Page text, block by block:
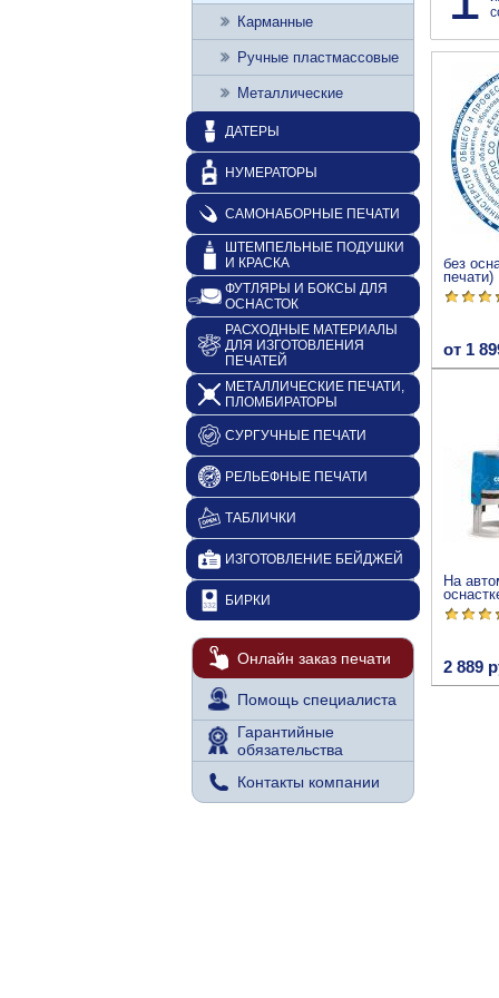
без
печати)
от 1
На
2 889
Карманные
Ручные пластмассовые
Металлические
ДАТЕРЫ
НУМЕРАТОРЫ
САМОНАБОРНЫЕ ПЕЧАТИ
ШТЕМПЕЛЬНЫЕ ПОДУШКИ
И КРАСКА
ФУТЛЯРЫ И БОКСЫ ДЛЯ
ОСНАСТОК
РАСХОДНЫЕ МАТЕРИАЛЫ
ДЛЯ ИЗГОТОВЛЕНИЯ
ПЕЧАТЕЙ
МЕТАЛЛИЧЕСКИЕ ПЕЧАТИ,
ПЛОМБИРАТОРЫ
СУРГУЧНЫЕ ПЕЧАТИ
РЕЛЬЕФНЫЕ ПЕЧАТИ
ТАБЛИЧКИ
ИЗГОТОВЛЕНИЕ БЕЙДЖЕЙ
БИРКИ
Онлайн заказ печати
Помощь специалиста
Гарантийные
обязательства
Контакты компании